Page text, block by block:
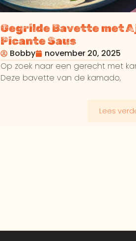
Gegrilde Bavette met
Picante Saus
Bobby
november 20, 2025
Op zoek naar een gerecht met
Deze bavette van de kamado,
Lees